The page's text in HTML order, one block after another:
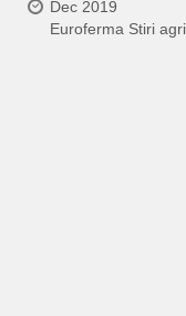
Dec 2019
Euroferma Stiri